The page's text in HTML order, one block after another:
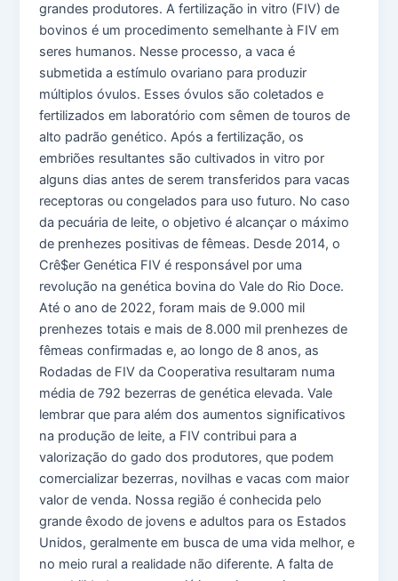
grandes produtores. A fertilização in vitro (FIV) de
bovinos é um procedimento semelhante à FIV em
seres humanos. Nesse processo, a vaca é
submetida a estímulo ovariano para produzir
múltiplos óvulos. Esses óvulos são coletados e
fertilizados em laboratório com sêmen de touros de
alto padrão genético. Após a fertilização, os
embriões resultantes são cultivados in vitro por
alguns dias antes de serem transferidos para vacas
receptoras ou congelados para uso futuro. No caso
da pecuária de leite, o objetivo é alcançar o máximo
de prenhezes positivas de fêmeas. Desde 2014, o
Crê$er Genética FIV é responsável por uma
revolução na genética bovina do Vale do Rio Doce.
Até o ano de 2022, foram mais de 9.000 mil
prenhezes totais e mais de 8.000 mil prenhezes de
fêmeas confirmadas e, ao longo de 8 anos, as
Rodadas de FIV da Cooperativa resultaram numa
média de 792 bezerras de genética elevada. Vale
lembrar que para além dos aumentos significativos
na produção de leite, a FIV contribui para a
valorização do gado dos produtores, que podem
comercializar bezerras, novilhas e vacas com maior
valor de venda. Nossa região é conhecida pelo
grande êxodo de jovens e adultos para os Estados
Unidos, geralmente em busca de uma vida melhor, e
no meio rural a realidade não diferente. A falta de